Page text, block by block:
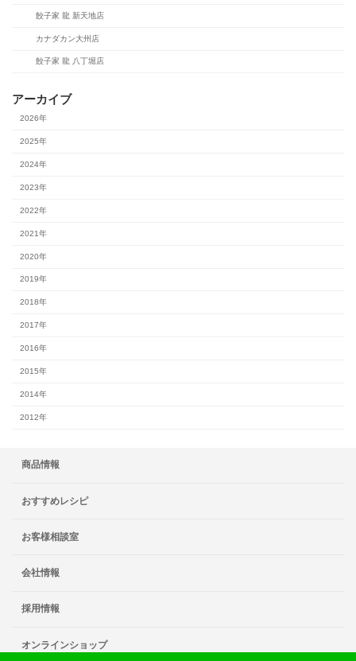
餃子家 龍 新天地店
カナダカン大州店
餃子家 龍 八丁堀店
アーカイブ
2026年
2025年
2024年
2023年
2022年
2021年
2020年
2019年
2018年
2017年
2016年
2015年
2014年
2012年
商品情報
おすすめレシピ
お客様相談室
会社情報
採用情報
オンラインショップ